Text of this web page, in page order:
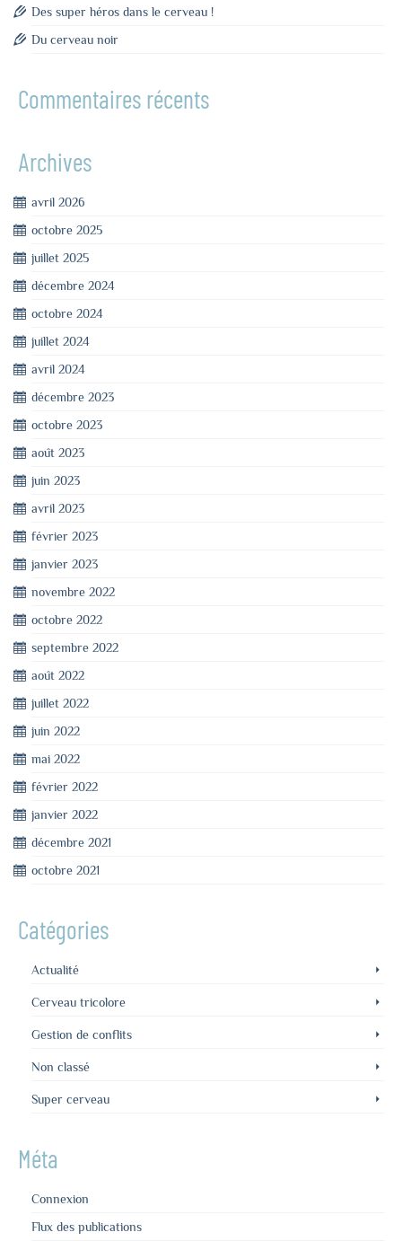
Des super héros dans le cerveau !
Du cerveau noir
Commentaires récents
Archives
avril 2026
octobre 2025
juillet 2025
décembre 2024
octobre 2024
juillet 2024
avril 2024
décembre 2023
octobre 2023
août 2023
juin 2023
avril 2023
février 2023
janvier 2023
novembre 2022
octobre 2022
septembre 2022
août 2022
juillet 2022
juin 2022
mai 2022
février 2022
janvier 2022
décembre 2021
octobre 2021
Catégories
Actualité
Cerveau tricolore
Gestion de conflits
Non classé
Super cerveau
Méta
Connexion
Flux des publications